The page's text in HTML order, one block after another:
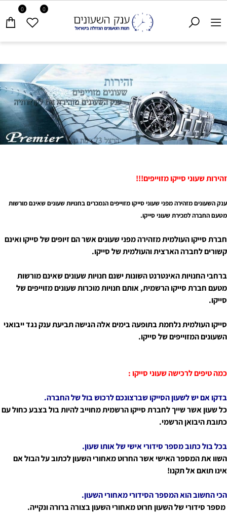
0 0
זהירות שעוני סייקו מזוייפים!!!
ענק השעוניםמזהירה מפני שעוני סייקו מזוייפים הנמכרים בחנויות שעונים שאינם מורשות
מטעם החברה למכירת שעוני סייקו.
חברת סייקו העולמית מזהירה מפני שעונים אשר הם זיופים של סייקו ואינם
קשורים לחברה הארצית והעולמית של סייקו.
ברחבי החנויות האינטרנט השונות ישנם חנויות שעונים שאינם מורשות
מטעם חברת סייקו הרשמית, אותם חנויות מוכרותשעונים מזוייפים של
סייקו.
סייקו העולמית נלחמת בתופעה בימים אלה הגישה תביעת ענק נגד ייבואני
השעונים המזוייפים של סייקו.
כמה טיפים לרכישה שעוני סייקו :
בדקו אם יש לשעון הסייקו שברצונכם לרכוש בול של החברה.
כל שעון אשר שייך לחברת סייקו הרשמית מחוייב להיות בול בצבע כחול עם
כתובת היבואן הרשמי.
בכל בול כתוב מספר סידורי אישי של אותו שעון.
השוו את המספר האישי אשר החרוט מאחורי השעון לכתוב על הבול אם
אינו תואם אל תקנו!
הכי החשוב הוא המספר הסידורי מאחורי השעון.
מספר סידורי של השעון חרוט מאחורי השעון בצורה ברורה ונקייה.